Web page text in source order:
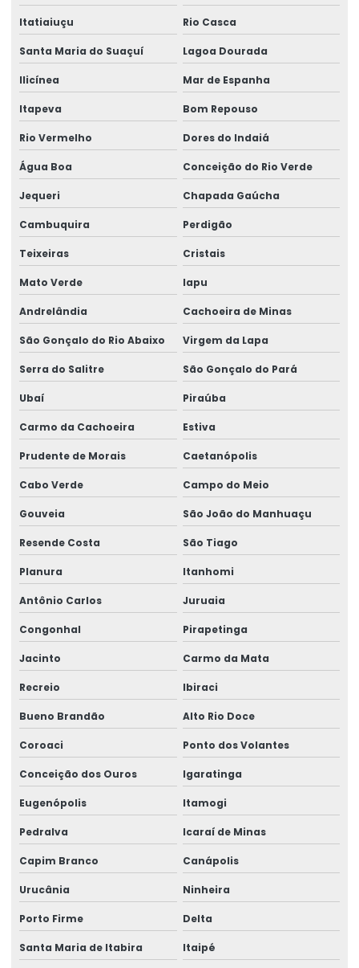
Itatiaiuçu Rio Casca
Santa Maria do Suaçuí Lagoa Dourada
Ilicínea Mar de Espanha
Itapeva Bom Repouso
Rio Vermelho Dores do Indaiá
Água Boa Conceição do Rio Verde
Jequeri Chapada Gaúcha
Cambuquira Perdigão
Teixeiras Cristais
Mato Verde Iapu
Andrelândia Cachoeira de Minas
São Gonçalo do Rio Abaixo Virgem da Lapa
Serra do Salitre São Gonçalo do Pará
Ubaí Piraúba
Carmo da Cachoeira Estiva
Prudente de Morais Caetanópolis
Cabo Verde Campo do Meio
Gouveia São João do Manhuaçu
Resende Costa São Tiago
Planura Itanhomi
Antônio Carlos Juruaia
Congonhal Pirapetinga
Jacinto Carmo da Mata
Recreio Ibiraci
Bueno Brandão Alto Rio Doce
Coroaci Ponto dos Volantes
Conceição dos Ouros Igaratinga
Eugenópolis Itamogi
Pedralva Icaraí de Minas
Capim Branco Canápolis
Urucânia Ninheira
Porto Firme Delta
Santa Maria de Itabira Itaipé